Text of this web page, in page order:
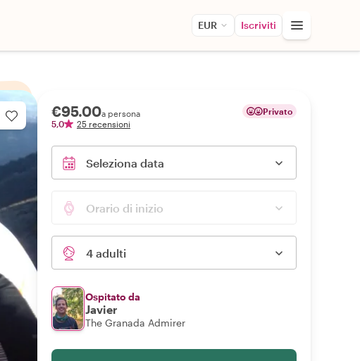
EUR Iscriviti
€95.00a persona
5,0
25 recensioni
Privato
Seleziona data
Orario di inizio
4 adulti
Ospitato da
Javier
The Granada Admirer